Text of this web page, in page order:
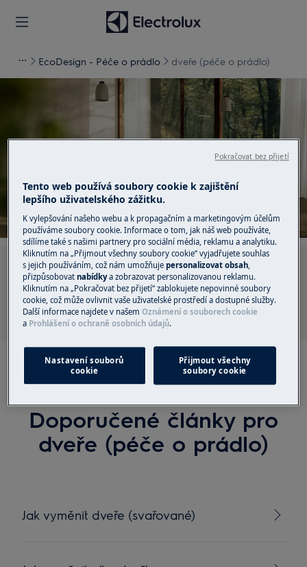
EcoDesign - Péče o prádlo dveře (péče o prádlo)
Podpora pro dveře (péče
o prádlo)
Hledejte v našich podporných článcích
Doporučené články pro
dveře (péče o prádlo)
Jak vyměnit dveře (svařované)
Tento web používá soubory cookie k zajištění
lepšího uživatelského zážitku.
K vylepšování našeho webu a k propagačním a marketingovým účelům
používáme soubory cookie. Informace o tom, jak náš web používáte,
sdílíme také s našimi partnery pro sociální média, reklamu a analytiku.
Kliknutím na „Přijmout všechny soubory cookie“ vyjadřujete souhlas
s jejich používáním, což nám umožňujepersonalizovat obsah,
přizpůsobovatnabídkya zobrazovat personalizovanou reklamu.
Kliknutím na „Pokračovat bez přijetí“ zablokujete nepovinné soubory
cookie, což může ovlivnit vaše uživatelské prostředí a dostupné služby.
Další informace najdete v našemOznámení o souborech cookie
a Prohlášení o ochraně osobních údajů.
Nastavení souborů
cookie
Přijmout všechny
soubory cookie
Pokračovat bez přijetí